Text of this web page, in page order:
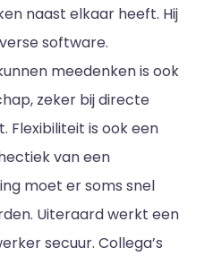
naast elkaar heeft. Hij
software.
meedenken is ook
zeker bij directe
is ook een
van een
moet er soms snel
Uiteraard werkt een
secuur. Collega’s